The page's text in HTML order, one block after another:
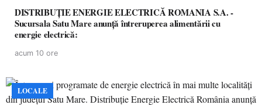
DISTRIBUȚIE ENERGIE ELECTRICĂ ROMANIA S.A. -
Sucursala Satu Mare anunţă întreruperea alimentării cu
energie electrică:
acum 10 ore
LOCALE